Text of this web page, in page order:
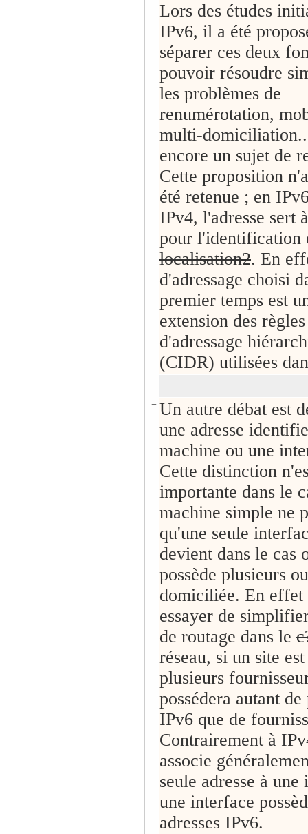
− Lors des études
IPv6, il a été
séparer ces deux
pouvoir résoudre
les problèmes de
renumérotation,
multi-
encore un sujet de
Cette proposition
été retenue ; en
IPv4, l'adresse sert
pour l'identification
localisation2. En
d'adressage choisi
premier temps est
extension des règles
d'adressage
(CIDR) utilisées
− Un autre débat est
une adresse
machine ou une
Cette distinction
importante dans le
machine simple ne
qu'une seule
devient dans le cas
possède plusieurs
domiciliée. En effet
essayer de
de routage dans le
réseau, si un site
plusieurs
possédera autant
IPv6 que de
Contrairement à
associe
seule adresse à
une interface
adresses IPv6.